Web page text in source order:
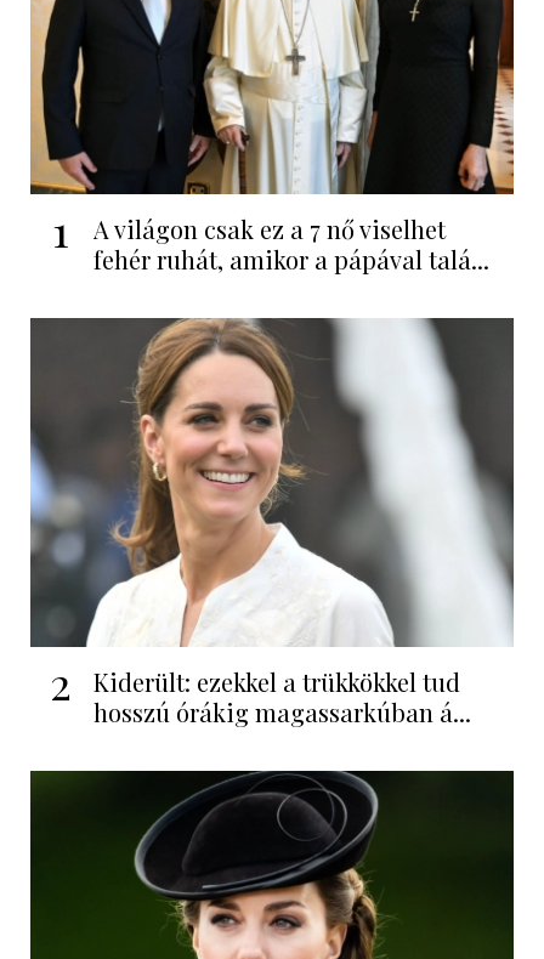
1
A világon csak ez a 7 nő viselhet
fehér ruhát, amikor a pápával talá...
2
Kiderült: ezekkel a trükkökkel tud
hosszú órákig magassarkúban á...